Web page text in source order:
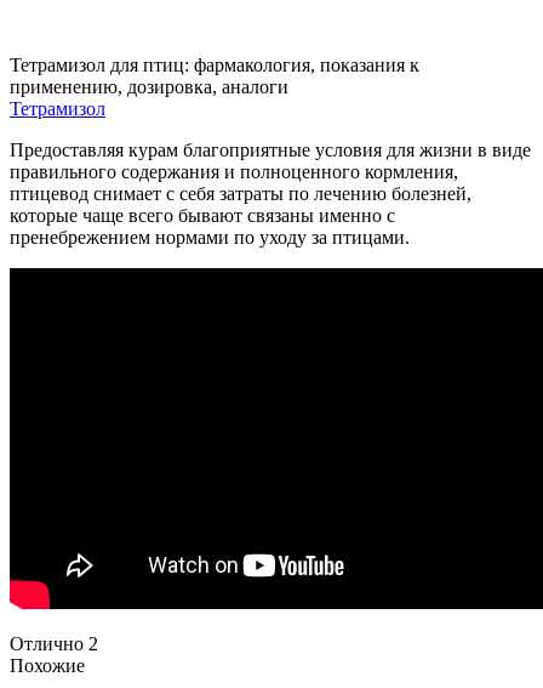
Тетрамизол для птиц: фармакология, показания к
применению, дозировка, аналоги
Тетрамизол
Предоставляя курам благоприятные условия для жизни в виде
правильного содержания и полноценного кормления,
птицевод снимает с себя затраты по лечению болезней,
которые чаще всего бывают связаны именно с
пренебрежением нормами по уходу за птицами.
Отлично 2
Похожие